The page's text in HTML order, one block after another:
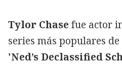
Tylor Chase fue actor
series más populares
'Ned’s Declassified